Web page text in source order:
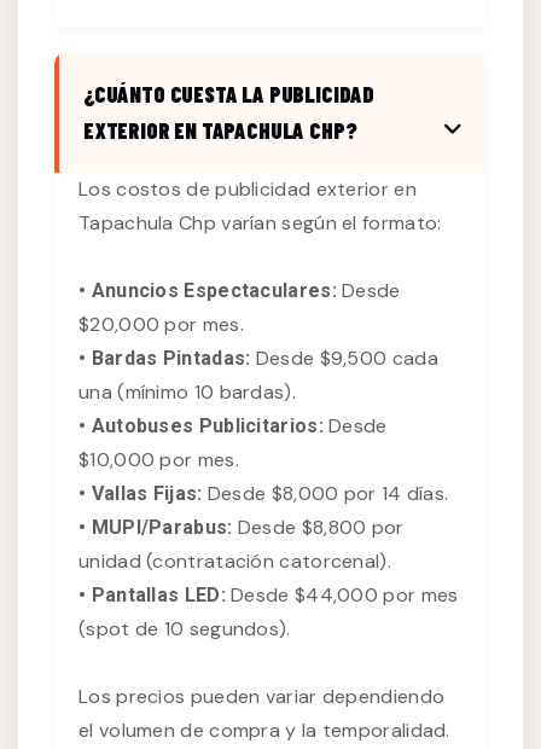
¿CUÁNTO CUESTA LA PUBLICIDAD
EXTERIOR EN TAPACHULA CHP?
Los costos de publicidad exterior en
Tapachula Chp varían según el formato:
• Anuncios Espectaculares: Desde
$20,000 por mes.
• Bardas Pintadas: Desde $9,500 cada
una (mínimo 10 bardas).
• Autobuses Publicitarios: Desde
$10,000 por mes.
• Vallas Fijas: Desde $8,000 por 14 días.
• MUPI/Parabus: Desde $8,800 por
unidad (contratación catorcenal).
• Pantallas LED: Desde $44,000 por mes
(spot de 10 segundos).
Los precios pueden variar dependiendo
el volumen de compra y la temporalidad.